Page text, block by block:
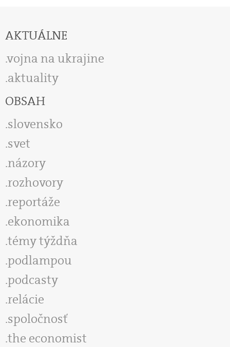
AKTUÁLNE
vojna na ukrajine
aktuality
OBSAH
slovensko
svet
názory
rozhovory
reportáže
ekonomika
témy týždňa
podlampou
podcasty
relácie
spoločnosť
the economist